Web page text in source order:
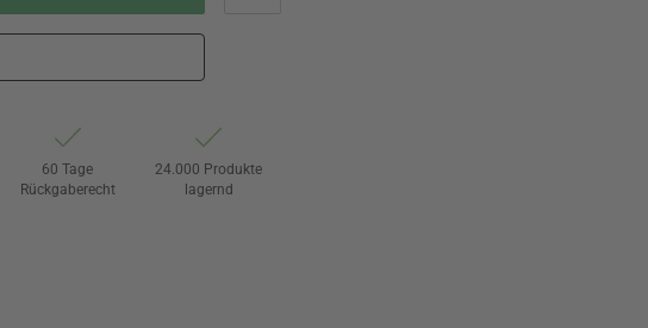
60 Tage
Rückgaberecht
24.000 Produkte
lagernd